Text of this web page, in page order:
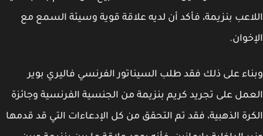
بنزيمة، فأكد أن لديه علاقة قوية وسيئة السمع مع
على ذلك فقد طلب السيناتور الفرنسي فاليري بوير
على تجريد كريم بنزيمة من الجنسية الفرنسية وجائزة
الذهبية، فقد تم التحقق من كل الإدعاءات التي قد قدمها